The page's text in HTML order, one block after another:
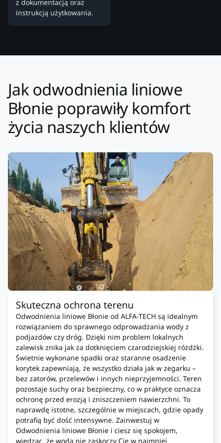
z dokumentacją oraz
instrukcją użytkowania.
Jak odwodnienia liniowe
Błonie poprawiły komfort
życia naszych klientów
Skuteczna ochrona terenu
Odwodnienia liniowe Błonie od ALFA-TECH są idealnym
rozwiązaniem do sprawnego odprowadzania wody z
podjazdów czy dróg. Dzięki nim problem lokalnych
zalewisk znika jak za dotknięciem czarodziejskiej różdżki.
Świetnie wykonane spadki oraz staranne osadzenie
korytek zapewniają, że wszystko działa jak w zegarku –
bez zatorów, przelewów i innych nieprzyjemności. Teren
pozostaje suchy oraz bezpieczny, co w praktyce oznacza
ochronę przed erozją i zniszczeniem nawierzchni. To
naprawdę istotne, szczególnie w miejscach, gdzie opady
potrafią być dość intensywne. Zainwestuj w
Odwodnienia liniowe Błonie i ciesz się spokojem,
wiedząc, że woda nie zaskoczy Cię w najmniej